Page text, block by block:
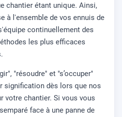
chantier étant unique. Ainsi,
à l'ensemble de vos ennuis de
continuellement des
les plus efficaces
"résoudre" et "s’occuper"
signification dès lors que nos
votre chantier. Si vous vous
face à une panne de